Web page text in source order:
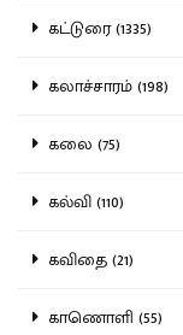
கட்டுரை (1335)
கலாச்சாரம் (198)
கலை (75)
கல்வி (110)
கவிதை (21)
காணொளி (55)